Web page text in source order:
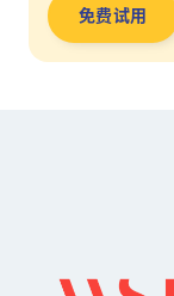
免费试用